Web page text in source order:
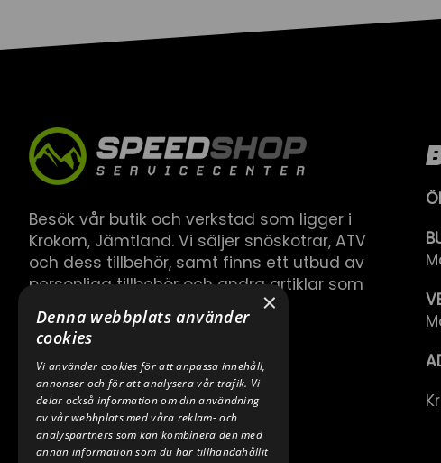
Besök vår butik och verkstad som ligger i
Krokom, Jämtland. Vi säljer snöskotrar, ATV
och dess tillbehör, samt finns ett utbud av
personliga tillbehör och andra artiklar som
hör till.
×
Denna webbplats använder
cookies
Vi använder cookies för att anpassa innehåll,
annonser och för att analysera vår trafik. Vi
delar också information om din användning
av vår webbplats med våra reklam- och
analyspartners som kan kombinera den med
annan information som du har tillhandahållit